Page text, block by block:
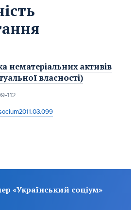
нематеріальних активів
власності)
112
«Український соціум»